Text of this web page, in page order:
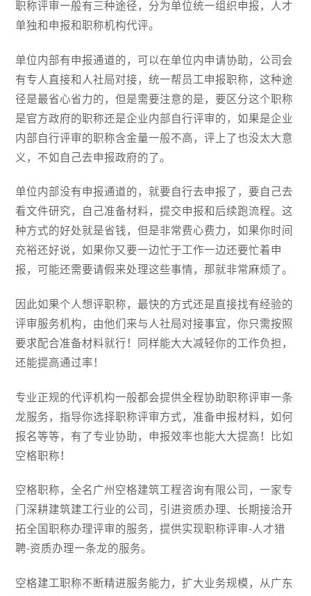
职称评审一般有三种途径，分为单位统一组织申报，人才
单独和申报和职称机构代评。
单位内部有申报通道的，可以在单位内申请协助，公司会
有专人直接和人社局对接，统一帮员工申报职称，这种途
径是最省心省力的，但是需要注意的是，要区分这个职称
是官方政府的职称还是企业内部自行评审的，如果是企业
内部自行评审的职称含金量一般不高，评上了也没太大意
义，不如自己去申报政府的了。
单位内部没有申报通道的，就要自行去申报了，要自己去
看文件研究，自己准备材料，提交申报和后续跑流程。这
种方式的好处就是省钱，但是非常费心费力，如果你时间
充裕还好说，如果你又要一边忙于工作一边还要忙着申
报，可能还需要请假来处理这些事情，那就非常麻烦了。
因此如果个人想评职称，最快的方式还是直接找有经验的
评审服务机构，由他们来与人社局对接事宜，你只需按照
要求配合准备材料就行！同样能大大减轻你的工作负担，
还能提高通过率！
专业正规的代评机构一般都会提供全程协助职称评审一条
龙服务，指导你选择职称评审方式，准备申报材料，如何
报名等等，有了专业协助，申报效率也能大大提高！比如
空格职称！
空格职称，全名广州空格建筑工程咨询有限公司，一家专
门深耕建筑建工行业的公司，引进资质办理、长期接洽开
拓全国职称办理评审的服务，提供实现职称评审-人才猎
聘-资质办理一条龙的服务。
空格建工职称不断精进服务能力，扩大业务规模，从广东